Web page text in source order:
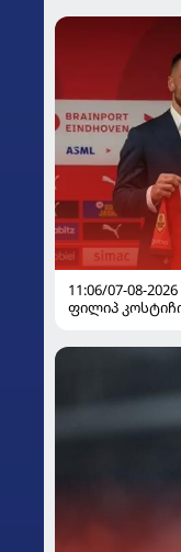
11:06/07-08-2026
ფილიპ